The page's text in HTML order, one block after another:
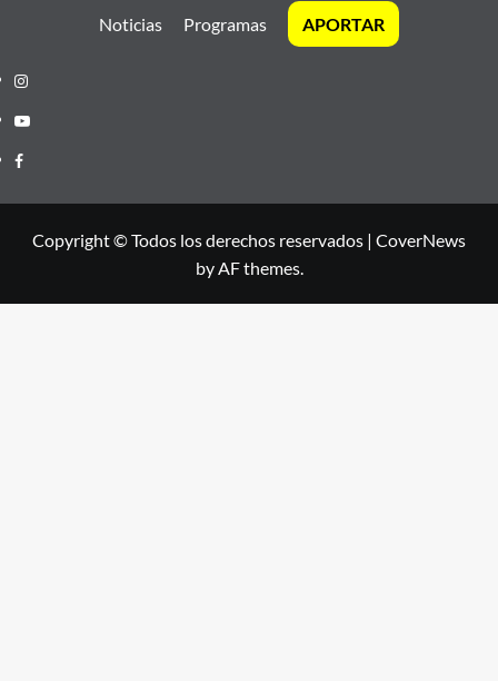
Noticias Programas APORTAR
Instagram
Youtube
Facebook
Copyright © Todos los derechos reservados | CoverNews
by AF themes.